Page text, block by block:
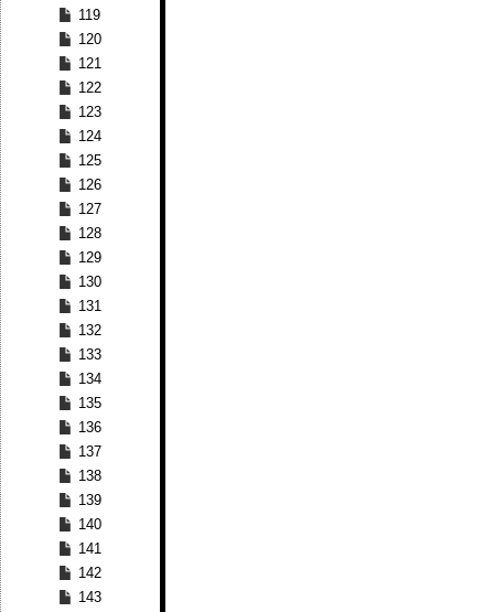
119
120
121
122
123
124
125
126
127
128
129
130
131
132
133
134
135
136
137
138
139
140
141
142
143